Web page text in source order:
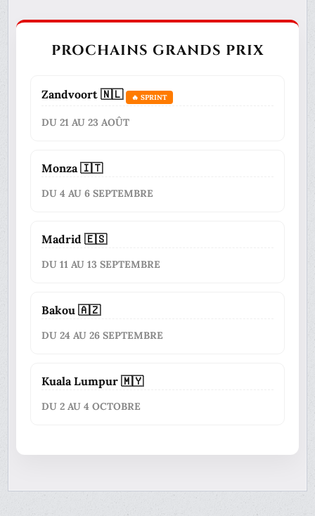
PROCHAINS GRANDS PRIX
Zandvoort 🇳🇱 🔥 SPRINT
DU 21 AU 23 AOÛT
Monza 🇮🇹
DU 4 AU 6 SEPTEMBRE
Madrid 🇪🇸
DU 11 AU 13 SEPTEMBRE
Bakou 🇦🇿
DU 24 AU 26 SEPTEMBRE
Kuala Lumpur 🇲🇾
DU 2 AU 4 OCTOBRE